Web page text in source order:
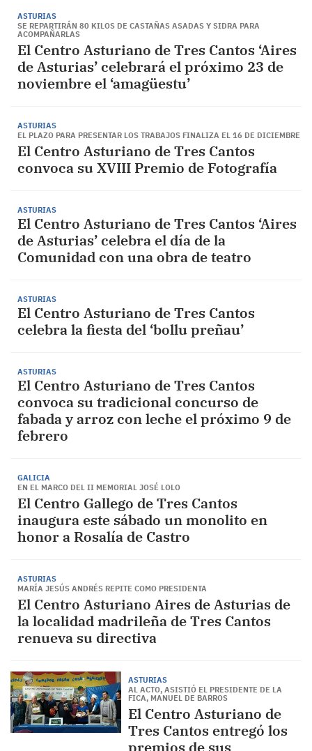
ASTURIAS
SE REPARTIRÁN 80 KILOS DE CASTAÑAS ASADAS Y SIDRA PARA
ACOMPAÑARLAS
El Centro Asturiano de Tres Cantos ‘Aires
de Asturias’ celebrará el próximo 23 de
noviembre el ‘amagüestu’
ASTURIAS
EL PLAZO PARA PRESENTAR LOS TRABAJOS FINALIZA EL 16 DE DICIEMBRE
El Centro Asturiano de Tres Cantos
convoca su XVIII Premio de Fotografía
ASTURIAS
El Centro Asturiano de Tres Cantos ‘Aires
de Asturias’ celebra el día de la
Comunidad con una obra de teatro
ASTURIAS
El Centro Asturiano de Tres Cantos
celebra la fiesta del ‘bollu preñau’
ASTURIAS
El Centro Asturiano de Tres Cantos
convoca su tradicional concurso de
fabada y arroz con leche el próximo 9 de
febrero
GALICIA
EN EL MARCO DEL II MEMORIAL JOSÉ LOLO
El Centro Gallego de Tres Cantos
inaugura este sábado un monolito en
honor a Rosalía de Castro
ASTURIAS
MARÍA JESÚS ANDRÉS REPITE COMO PRESIDENTA
El Centro Asturiano Aires de Asturias de
la localidad madrileña de Tres Cantos
renueva su directiva
ASTURIAS
AL ACTO, ASISTIÓ EL PRESIDENTE DE LA
FICA, MANUEL DE BARROS
El Centro Asturiano de
Tres Cantos entregó los
premios de sus